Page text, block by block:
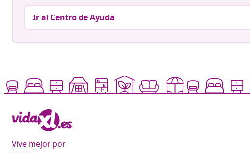
Ir al Centro de Ayuda
Vive mejor por